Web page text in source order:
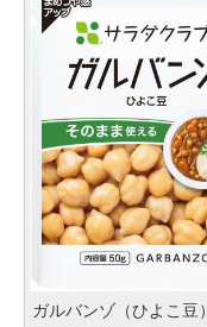
ガルバンゾ（ひよこ豆）